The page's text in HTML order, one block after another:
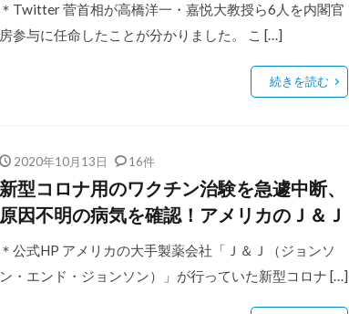
＊Twitter 菅首相が高橋洋一・嘉悦大教授ら6人を内閣官
房参与に任命したことが分かりました。 こ […]
続きを読む
2020年10月13日 16件
新型コロナ用のワクチン治験を急遽中断、
原因不明の病気を確認！アメリカのＪ＆Ｊ
＊公式HP アメリカの大手製薬会社「Ｊ＆Ｊ（ジョンソ
ン・エンド・ジョンソン）」が行っていた新型コロナ […]